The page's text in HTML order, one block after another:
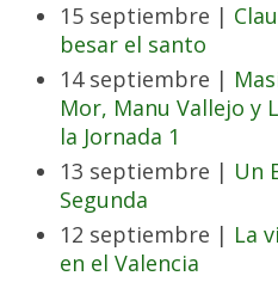
15 septiembre |
besar el santo
14 septiembre |
Mor, Manu Vallejo y
la Jornada 1
13 septiembre | Un
Segunda
12 septiembre | La
en el Valencia